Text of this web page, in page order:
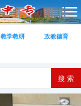
教学教研 政教德育